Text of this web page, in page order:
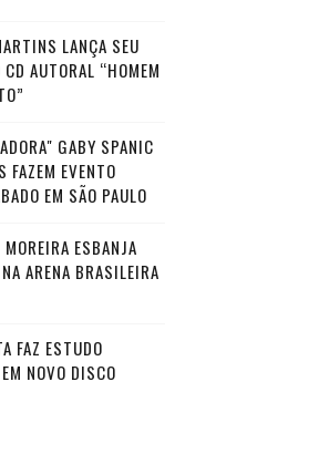
LANÇA SEU
CD AUTORAL “HOMEM
GABY SPANIC
FAZEM EVENTO
EM SÃO PAULO
ESBANJA
ARENA BRASILEIRA
FAZ ESTUDO
NOVO DISCO